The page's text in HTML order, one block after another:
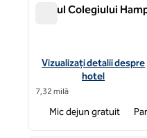
Parcul Colegiului
Vizualizați detaliile
Vizualizați detalii despre
hotel
7,32 milă
Mic dejun gratuit